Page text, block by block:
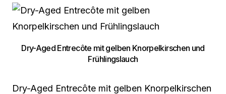
Dry-Aged Entrecôte mit gelben Knorpelkirschen und
Frühlingslauch
Dry-Aged Entrecôte mit gelben Knorpelkirschen